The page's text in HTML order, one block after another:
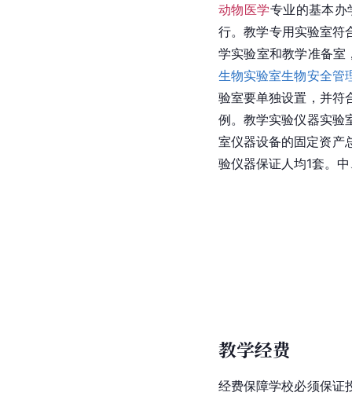
动物医学专业的基本
行。教学专用实验室符
学实验室和教学准备
生物实验室生物安全管
验室要单独设置，并符
例。教学实验仪器实验
室仪器设备的固定资产
验仪器保证人均1套。
教学经费
经费保障学校必须保证